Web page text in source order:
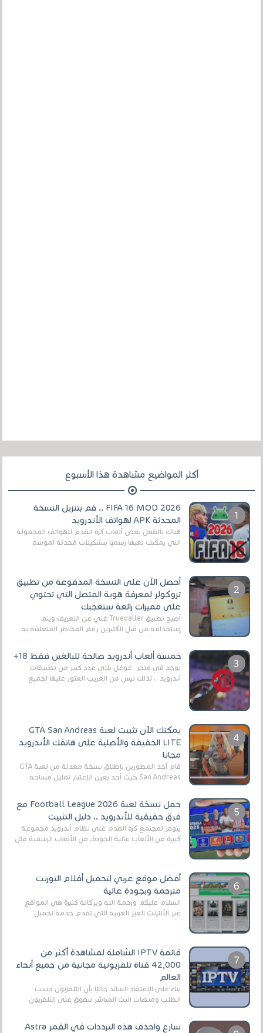
أكثر المواضيع مشاهدة هذا الأسبوع
FIFA 16 MOD 2026 .. قم بتنزيل النسخة
المحدثة APK لهواتف الأندرويد
هناك بالفعل بعض ألعاب كرة القدم للهواتف المحمولة
التي يمكنك لعبها رسميًا بتشكيلات مُحدثة لموسم
أحصل الآن على النسخة المدفوعة من تطبيق
تروكولر لمعرفة هوية المتصل التي تحتوي
على مميزات رائعة ستعجبك
أصبح تطبيق Truecaller غني عن التعريف ويتم
إستخدامه من قبل الكثيرين رغم المخاطر المتعلقه به
خمسة ألعاب أندرويد صالحة للبالغين فقط 18+
يوجد في متجر غوغل بلاي عدد كبير من تطبيقات
أندرويد ، لذلك ليس من الغريب العثور عليها لجميع
يمكنك الآن تثبيت لعبة GTA San Andreas
LITE الخفيفة والأصلية على هاتفك الأندرويد
مجانا
قام أحد المطورين بإطلاق نسخة معدلة من لعبة GTA
San Andreas حيث أخد بعين الإعتبار تقليل مساحة
حمل نسخة لعبة Football League 2026 مع
فرق حقيقية للأندرويد .. دليل التثبيت
يتوفر لمجتمع كرة القدم على نظام أندرويد مجموعة
كبيرة من الألعاب عالية الجودة. من الألعاب الرسمية مثل
أفضل موقع عربي لتحميل أفلام التورنت
مترجمة وبجودة عالية
السلام عليكم ورحمة الله وبركاته كثيرة هي المواقع
عبر الأنترنت الغير العربية التي تقدم خدمة تحميل
قائمة IPTV الشاملة لمشاهدة أكثر من
42,000 قناة تلفزيونية مجانية من جميع أنحاء
العالم
بناءً على الاعتقاد السائد حاليًا بأن التلفزيون حسب
الطلب ومنصات البث المباشر تتفوق على التلفزيون
سارع واحذف هذه الترددات في القمر Astra